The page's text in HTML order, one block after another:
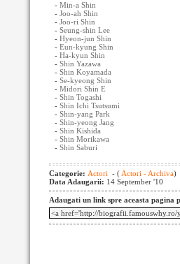
- Min-a Shin
- Joo-ah Shin
- Joo-ri Shin
- Seung-shin Lee
- Hyeon-jun Shin
- Eun-kyung Shin
- Ha-kyun Shin
- Shin Yazawa
- Shin Koyamada
- Se-kyeong Shin
- Midori Shin E
- Shin Togashi
- Shin Ichi Tsutsumi
- Shin-yang Park
- Shin-yeong Jang
- Shin Kishida
- Shin Morikawa
- Shin Saburi
Categorie: Actori - ( Actori - Archiva)
Data Adaugarii: 14 September '10
Adaugati un link spre aceasta pagina